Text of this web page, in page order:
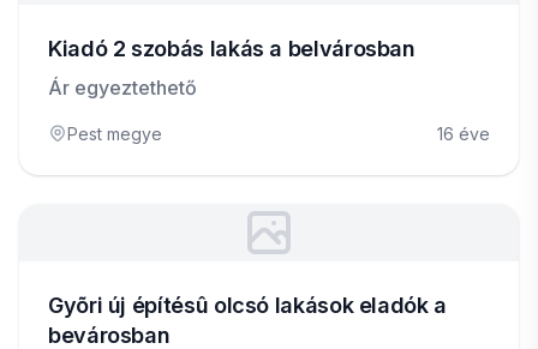
Kiadó 2 szobás lakás a belvárosban
Ár egyeztethető
Pest megye 16 éve
Gyõri új építésû olcsó lakások eladók a
bevárosban